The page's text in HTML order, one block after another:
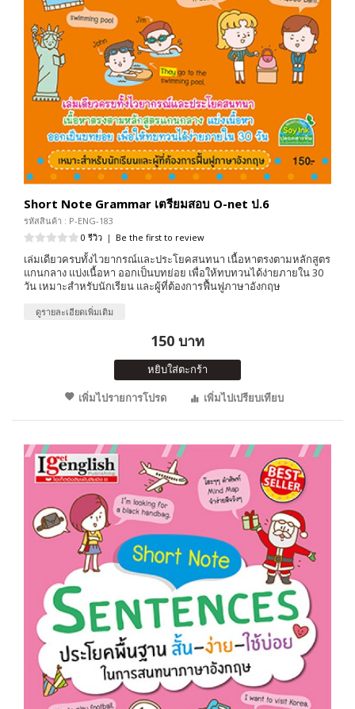
Short Note Grammar เตรียมสอบ O-net ป.6
รหัสสินค้า : P-ENG-183
0 รีวิว | Be the first to review
เล่มเดียวครบทั้งไวยากรณ์และประโยคสนทนา เนื้อหาตรงตามหลักสูตร
แกนกลาง แบ่งเนื้อหา ออกเป็นบทย่อย เพื่อให้ทบทวนได้ง่ายภายใน 30
วัน เหมาะสำหรับนักเรียน และผู้ที่ต้องการฟื้นฟูภาษาอังกฤษ
ดูรายละเอียดเพิ่มเติม
150 บาท
หยิบใส่ตะกร้า
เพิ่มไปรายการโปรด
เพิ่มไปเปรียบเทียบ